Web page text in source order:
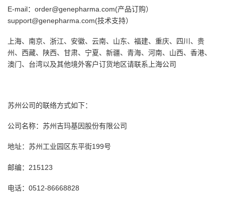
E-mail： order@genepharma.com(产品订购）
support@genepharma.com(技术支持）
上海、南京、浙江、安徽、云南、山东、福建、重庆、四川、贵
州、西藏、陕西、甘肃、宁夏、新疆、青海、河南、山西、香港、
澳门、台湾以及其他境外客户订货地区请联系上海公司
苏州公司的联络方式如下：
公司名称：苏州吉玛基因股份有限公司
地址：苏州工业园区东平街199号
邮编： 215123
电话： 0512-86668828